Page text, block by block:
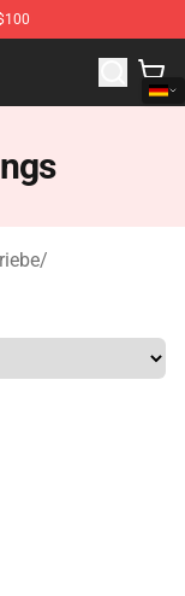
of Pokemon
/